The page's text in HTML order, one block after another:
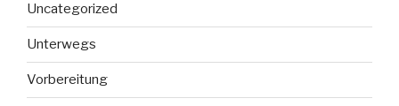
Uncategorized
Unterwegs
Vorbereitung